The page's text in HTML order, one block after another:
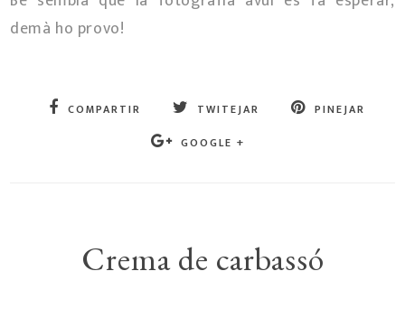
demà ho provo!
COMPARTIR TWITEJAR
PINEJAR
GOOGLE +
Crema de carbassó